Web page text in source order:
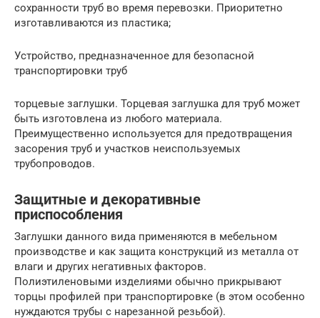
сохранности труб во время перевозки. Приоритетно
изготавливаются из пластика;
Устройство, предназначенное для безопасной
транспортировки труб
торцевые заглушки. Торцевая заглушка для труб может
быть изготовлена из любого материала.
Преимущественно используется для предотвращения
засорения труб и участков неиспользуемых
трубопроводов.
Защитные и декоративные
приспособления
Заглушки данного вида применяются в мебельном
производстве и как защита конструкций из металла от
влаги и других негативных факторов.
Полиэтиленовыми изделиями обычно прикрывают
торцы профилей при транспортировке (в этом особенно
нуждаются трубы с нарезанной резьбой).